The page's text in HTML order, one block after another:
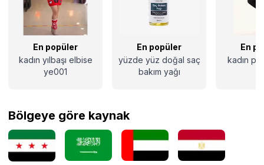
En popüler
kadın yılbaşı elbise
ye001
En popüler
yüzde yüz doğal saç
bakım yağı
En
kadın
Bölgeye göre kaynak